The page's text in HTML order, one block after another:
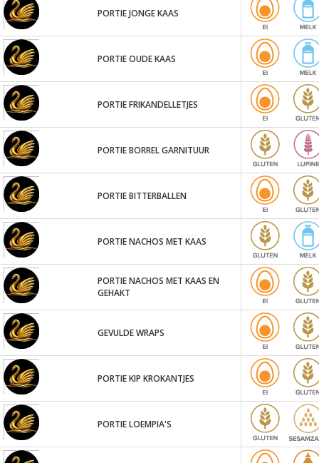
PORTIE JONGE KAAS
PORTIE OUDE KAAS
PORTIE FRIKANDELLETJES
PORTIE BORREL GARNITUUR
PORTIE BITTERBALLEN
PORTIE NACHOS MET KAAS
PORTIE NACHOS MET KAAS EN
GEHAKT
GEVULDE WRAPS
PORTIE KIP KROKANTJES
PORTIE LOEMPIA'S